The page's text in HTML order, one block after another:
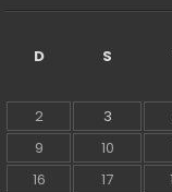
D
S
2
3
9
10
16
17